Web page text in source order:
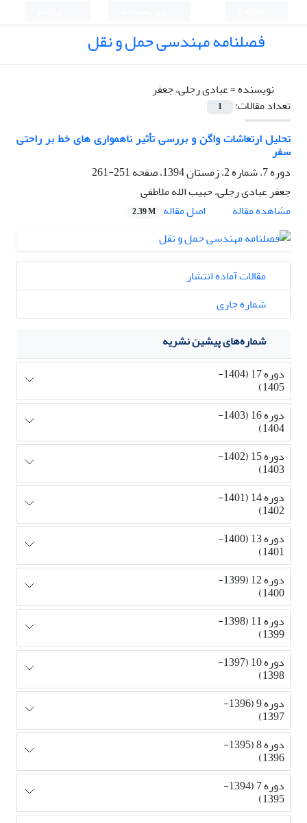
فصلنامه مهندسی حمل و نقل
نویسنده =عبادی رجلی، جعفر
تعداد مقالات:
1
تحلیل ارتعاشات واگن و بررسی تأثیر ناهمواری های خط بر راحتی
سفر
دوره 7، شماره 2، زمستان 1394، صفحه
251-261
جعفر عبادی رجلی، حبیب الله ملاطفی
مشاهده مقاله
اصل مقاله 2.39 M
مقالات آماده انتشار
شماره جاری
شماره‌های پیشین نشریه
دوره 17 (1404-
1405)
دوره 16 (1403-
1404)
دوره 15 (1402-
1403)
دوره 14 (1401-
1402)
دوره 13 (1400-
1401)
دوره 12 (1399-
1400)
دوره 11 (1398-
1399)
دوره 10 (1397-
1398)
دوره 9 (1396-
1397)
دوره 8 (1395-
1396)
دوره 7 (1394-
1395)